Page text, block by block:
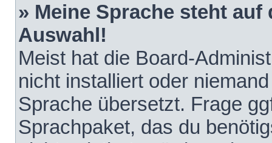
» Meine Sprache steht
Auswahl!
Meist hat die Board-
nicht installiert oder
Sprache übersetzt. Frage
Sprachpaket, das du